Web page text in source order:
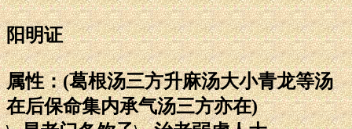
阳明证
属性：(葛根汤三方升麻汤大小青龙等汤
在后保命集内承气汤三方亦在)